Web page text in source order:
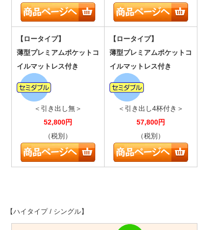
【ロータイプ】
薄型プレミアムポケットコ
イルマットレス付き
＜引き出し無＞
52,800円
（税別）
【ロータイプ】
薄型プレミアムポケットコ
イルマットレス付き
＜引き出し4杯付き＞
57,800円
（税別）
【ハイタイプ / シングル】